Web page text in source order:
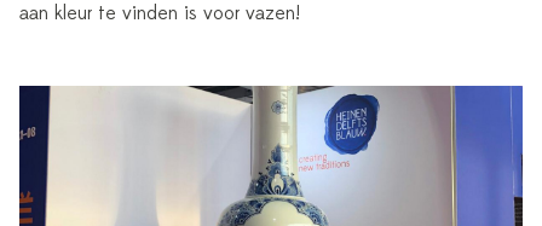
aan kleur te vinden is voor vazen!